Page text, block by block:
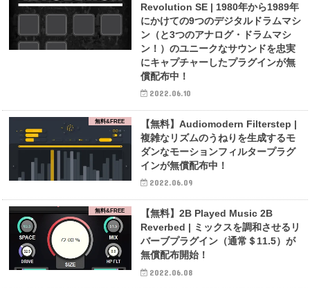
Revolution SE | 1980年から1989年
にかけての9つのデジタルドラムマシ
ン（と3つのアナログ・ドラムマシ
ン！）のユニークなサウンドを忠実
にキャプチャーしたプラグインが無
償配布中！
2022.06.10
無料&FREE
【無料】Audiomodern Filterstep |
複雑なリズムのうねりを生成するモ
ダンなモーションフィルタープラグ
インが無償配布中！
2022.06.09
無料&FREE
【無料】2B Played Music 2B
Reverbed | ミックスを調和させるリ
バーブプラグイン（通常＄11.5）が
無償配布開始！
2022.06.08